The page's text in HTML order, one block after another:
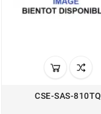
CSE-SAS-810TQ